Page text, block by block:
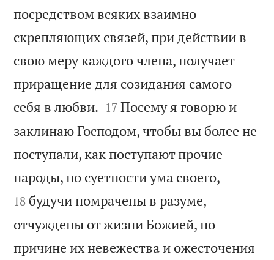
посредством всяких взаимно
скрепляющих связей, при действии в
свою меру каждого члена, получает
приращение для созидания самого
себя в любви. 

17 Посему я говорю и
заклинаю Господом, чтобы вы более не
поступали, как поступают прочие
народы, по суетности ума своего,
18 будучи помрачены в разуме,
отчуждены от жизни Божией, по
причине их невежества и ожесточения